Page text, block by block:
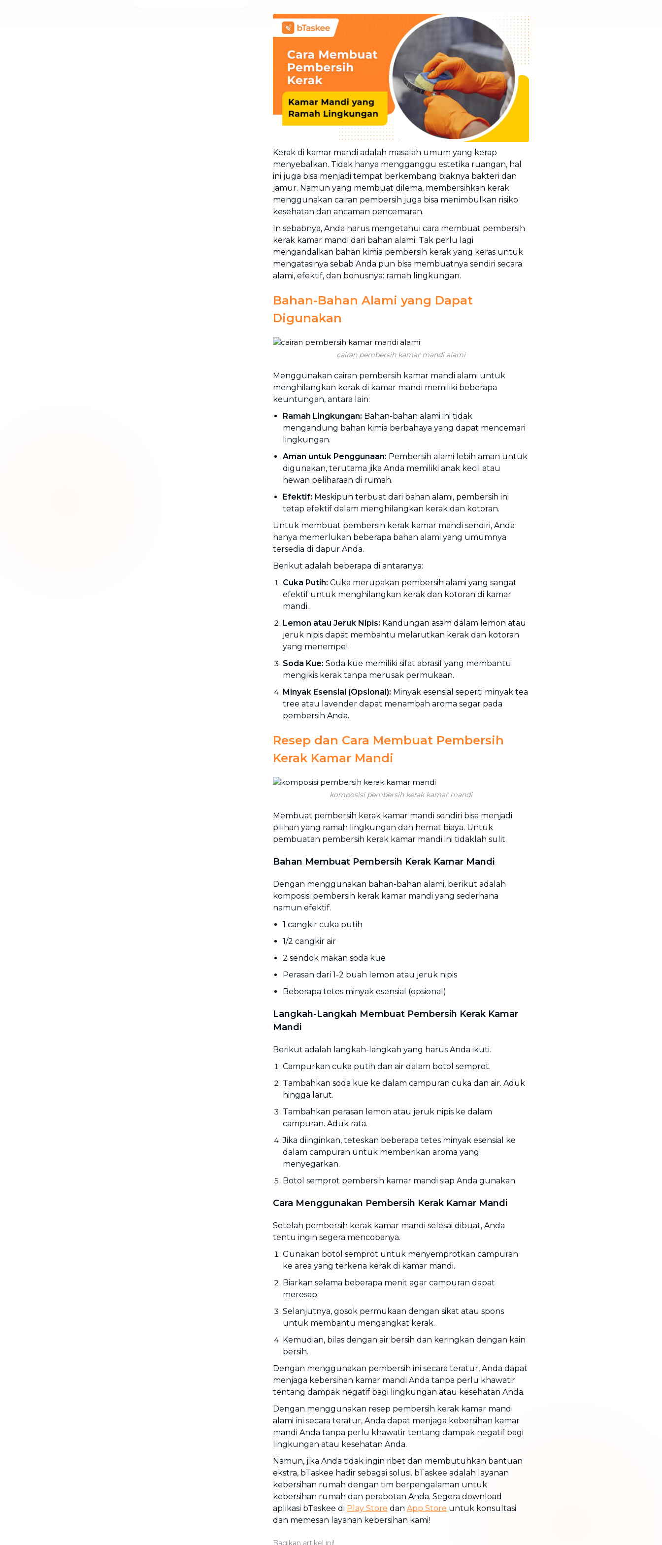
Layanan pembersihan sofa, kasur,
gorden, dan karpet profesional
Layanan pindahan dan relokasi
rumah secara menyeluruh
Kerak di kamar mandi adalah masalah umum yang kerap
menyebalkan. Tidak hanya mengganggu estetika ruangan, hal
ini juga bisa menjadi tempat berkembang biaknya bakteri dan
jamur. Namun yang membuat dilema, membersihkan kerak
menggunakan cairan pembersih juga bisa menimbulkan risiko
kesehatan dan ancaman pencemaran.
In sebabnya, Anda harus mengetahui cara membuat pembersih
kerak kamar mandi dari bahan alami. Tak perlu lagi
mengandalkan bahan kimia pembersih kerak yang keras untuk
mengatasinya sebab Anda pun bisa membuatnya sendiri secara
alami, efektif, dan bonusnya: ramah lingkungan.
Bahan-Bahan Alami yang Dapat
Digunakan
cairan pembersih kamar mandi alami
Menggunakan cairan pembersih kamar mandi alami untuk
menghilangkan kerak di kamar mandi memiliki beberapa
keuntungan, antara lain:
Ramah Lingkungan: Bahan-bahan alami ini tidak
mengandung bahan kimia berbahaya yang dapat mencemari
lingkungan.
Aman untuk Penggunaan: Pembersih alami lebih aman untuk
digunakan, terutama jika Anda memiliki anak kecil atau
hewan peliharaan di rumah.
Efektif: Meskipun terbuat dari bahan alami, pembersih ini
tetap efektif dalam menghilangkan kerak dan kotoran.
Untuk membuat pembersih kerak kamar mandi sendiri, Anda
hanya memerlukan beberapa bahan alami yang umumnya
tersedia di dapur Anda.
Berikut adalah beberapa di antaranya:
Cuka Putih: Cuka merupakan pembersih alami yang sangat
efektif untuk menghilangkan kerak dan kotoran di kamar
mandi.
Lemon atau Jeruk Nipis: Kandungan asam dalam lemon atau
jeruk nipis dapat membantu melarutkan kerak dan kotoran
yang menempel.
Soda Kue: Soda kue memiliki sifat abrasif yang membantu
mengikis kerak tanpa merusak permukaan.
Minyak Esensial (Opsional): Minyak esensial seperti minyak tea
tree atau lavender dapat menambah aroma segar pada
pembersih Anda.
Resep dan Cara Membuat Pembersih
Kerak Kamar Mandi
komposisi pembersih kerak kamar mandi
Membuat pembersih kerak kamar mandi sendiri bisa menjadi
pilihan yang ramah lingkungan dan hemat biaya. Untuk
pembuatan pembersih kerak kamar mandi ini tidaklah sulit.
Bahan Membuat Pembersih Kerak Kamar Mandi
Dengan menggunakan bahan-bahan alami, berikut adalah
komposisi pembersih kerak kamar mandi yang sederhana
namun efektif.
1 cangkir cuka putih
1/2 cangkir air
2 sendok makan soda kue
Perasan dari 1-2 buah lemon atau jeruk nipis
Beberapa tetes minyak esensial (opsional)
Langkah-Langkah Membuat Pembersih Kerak Kamar
Mandi
Berikut adalah langkah-langkah yang harus Anda ikuti.
Campurkan cuka putih dan air dalam botol semprot.
Tambahkan soda kue ke dalam campuran cuka dan air. Aduk
hingga larut.
Tambahkan perasan lemon atau jeruk nipis ke dalam
campuran. Aduk rata.
Jika diinginkan, teteskan beberapa tetes minyak esensial ke
dalam campuran untuk memberikan aroma yang
menyegarkan.
Botol semprot pembersih kamar mandi siap Anda gunakan.
Cara Menggunakan Pembersih Kerak Kamar Mandi
Setelah pembersih kerak kamar mandi selesai dibuat, Anda
tentu ingin segera mencobanya.
Gunakan botol semprot untuk menyemprotkan campuran
ke area yang terkena kerak di kamar mandi.
Biarkan selama beberapa menit agar campuran dapat
meresap.
Selanjutnya, gosok permukaan dengan sikat atau spons
untuk membantu mengangkat kerak.
Kemudian, bilas dengan air bersih dan keringkan dengan kain
bersih.
Dengan menggunakan pembersih ini secara teratur, Anda dapat
menjaga kebersihan kamar mandi Anda tanpa perlu khawatir
tentang dampak negatif bagi lingkungan atau kesehatan Anda.
Dengan menggunakan resep pembersih kerak kamar mandi
alami ini secara teratur, Anda dapat menjaga kebersihan kamar
mandi Anda tanpa perlu khawatir tentang dampak negatif bagi
lingkungan atau kesehatan Anda.
Namun, jika Anda tidak ingin ribet dan membutuhkan bantuan
ekstra, bTaskee hadir sebagai solusi. bTaskee adalah layanan
kebersihan rumah dengan tim berpengalaman untuk
kebersihan rumah dan perabotan Anda. Segera download
aplikasi bTaskee di Play Store dan App Store untuk konsultasi
dan memesan layanan kebersihan kami!
Bagikan artikel ini!